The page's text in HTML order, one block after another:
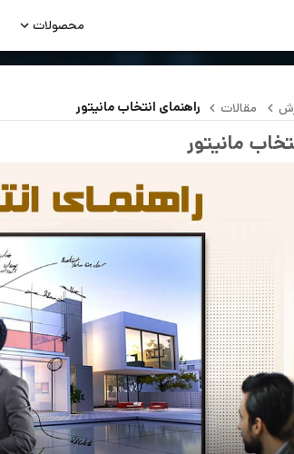
محصولات
مقالات راهنمای انتخاب مانیتور
مانیتور